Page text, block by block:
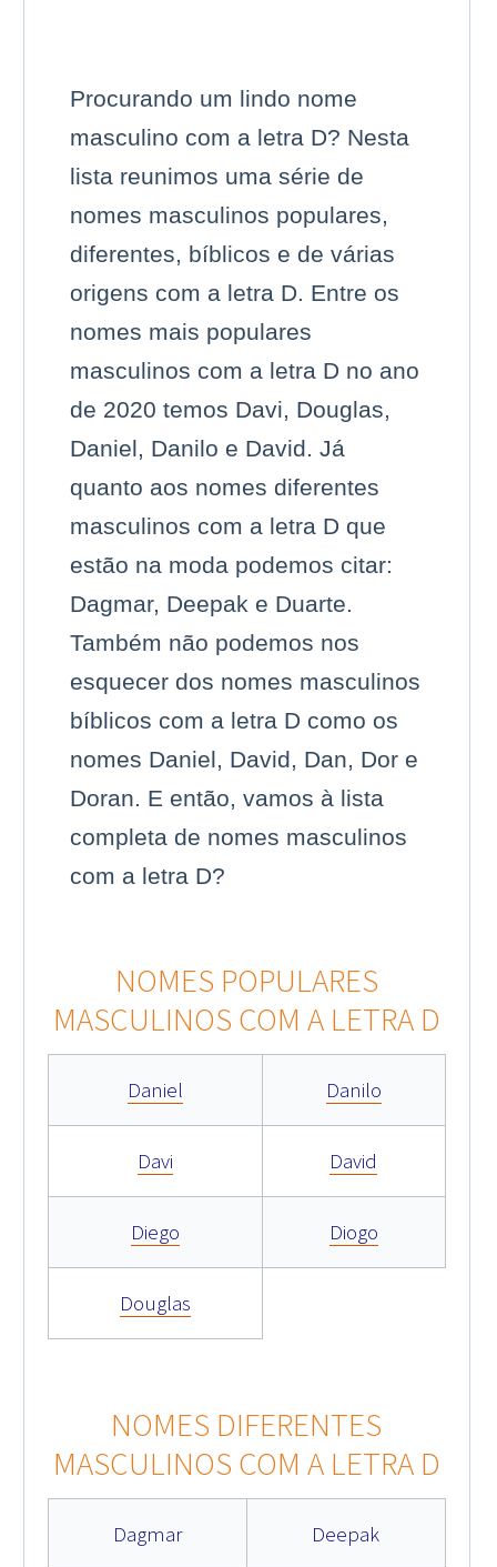
Procurando um lindo nome
masculino com a letra D? Nesta
lista reunimos uma série de
nomes masculinos populares,
diferentes, bíblicos e de várias
origens com a letra D. Entre os
nomes mais populares
masculinos com a letra D no ano
de 2020 temos Davi, Douglas,
Daniel, Danilo e David. Já
quanto aos nomes diferentes
masculinos com a letra D que
estão na moda podemos citar:
Dagmar, Deepak e Duarte.
Também não podemos nos
esquecer dos nomes masculinos
bíblicos com a letra D como os
nomes Daniel, David, Dan, Dor e
Doran. E então, vamos à lista
completa de nomes masculinos
com a letra D?
NOMES POPULARES
MASCULINOS COM A LETRA D
Daniel Danilo
Davi David
Diego Diogo
Douglas
NOMES DIFERENTES
MASCULINOS COM A LETRA D
Dagmar Deepak